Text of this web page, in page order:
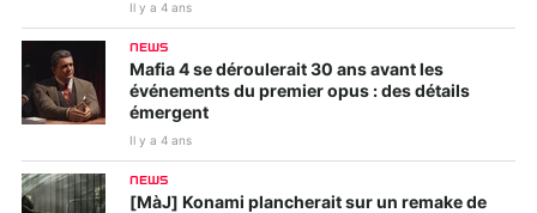
Il y a 4 ans
NEWS
Mafia 4 se déroulerait 30 ans avant les
événements du premier opus : des détails
émergent
Il y a 4 ans
NEWS
[MàJ] Konami plancherait sur un remake de